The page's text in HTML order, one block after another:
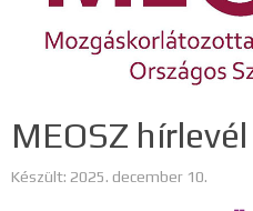
MEOSZ
Készült: 2025. december 10.